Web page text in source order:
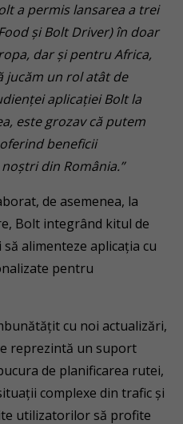
a permis lansarea a trei
și Bolt Driver) în doar
dar și pentru Africa,
jucăm un rol atât de
aplicației Bolt la
este grozav că putem
beneficii
din România.”
de asemenea, la
Bolt integrând kitul de
alimenteze aplicația cu
pentru
cu noi actualizări,
reprezintă un suport
de planificarea rutei,
complexe din trafic și
utilizatorilor să profite